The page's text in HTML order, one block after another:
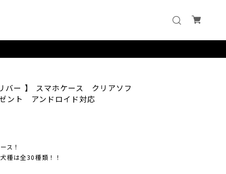
バー 】 スマホケース クリアソフ
ト アンドロイド対応
ス！
種は全30種類！！